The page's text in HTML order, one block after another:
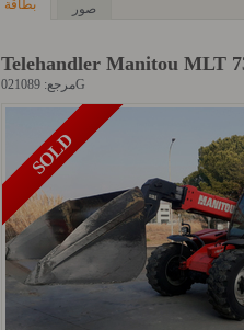
بطاقة صور
Telehandler Manitou MLT
مرجع: 021089G
SOLD